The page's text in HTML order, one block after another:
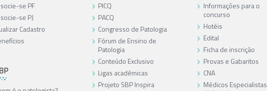
se PF
se PJ
Cadastro
PICQ
PACQ
Congresso de Patologia
Fórum de Ensino de
Patologia
Conteúdo Exclusivo
Ligas acadêmicas
Projeto SBP Inspira
Informações para o
concurso
Hotéis
Edital
Ficha de inscrição
Provas e Gabaritos
CNA
Médicos Especialistas